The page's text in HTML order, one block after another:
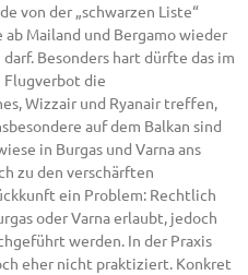
von der „schwarzen Liste“
Mailand und Bergamo wieder
Besonders hart dürfte das im
Flugverbot die
Wizzair und Ryanair treffen,
auf dem Balkan sind
in Burgas und Varna ans
zu den verschärften
ein Problem: Rechtlich
oder Varna erlaubt, jedoch
werden. In der Praxis
eher nicht praktiziert. Konkret